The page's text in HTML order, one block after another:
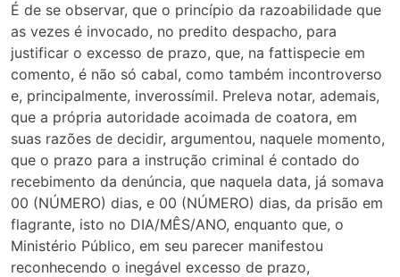
É de se observar, que o princípio da razoabilidade que
as vezes é invocado, no predito despacho, para
justificar o excesso de prazo, que, na fattispecie em
comento, é não só cabal, como também incontroverso
e, principalmente, inverossímil. Preleva notar, ademais,
que a própria autoridade acoimada de coatora, em
suas razões de decidir, argumentou, naquele momento,
que o prazo para a instrução criminal é contado do
recebimento da denúncia, que naquela data, já somava
00 (NÚMERO) dias, e 00 (NÚMERO) dias, da prisão em
flagrante, isto no DIA/MÊS/ANO, enquanto que, o
Ministério Público, em seu parecer manifestou
reconhecendo o inegável excesso de prazo,